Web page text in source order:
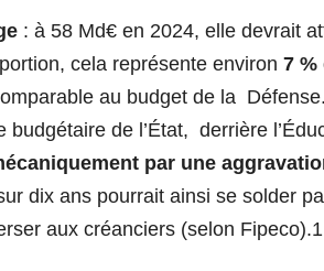
: à 58 Md€ en 2024, elle devrait
cela représente environ 7 %
au budget de la
de l’État, derrière
par une
dix ans pourrait ainsi se solder
aux créanciers (selon Fipeco).1